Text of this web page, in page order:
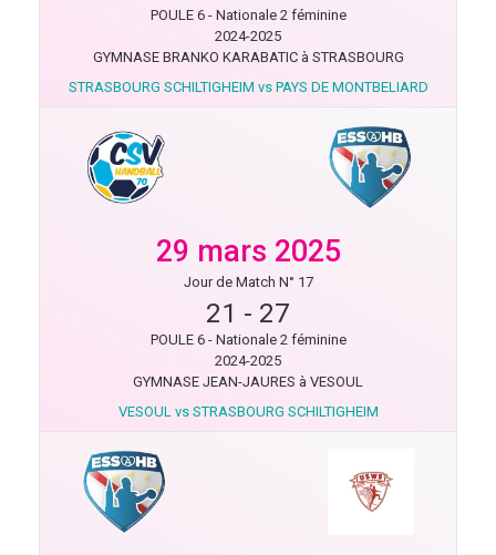
POULE 6 - Nationale 2 féminine
2024-2025
GYMNASE BRANKO KARABATIC à STRASBOURG
STRASBOURG SCHILTIGHEIM vs PAYS DE MONTBELIARD
29 mars 2025
Jour de Match N° 17
21 - 27
POULE 6 - Nationale 2 féminine
2024-2025
GYMNASE JEAN-JAURES à VESOUL
VESOUL vs STRASBOURG SCHILTIGHEIM